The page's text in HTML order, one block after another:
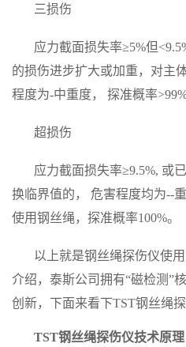
三损伤
应力截面损失率≥5%但
的损伤进步扩大或加重，对主
程度为-中重度， 探准概率
超损伤
应力截面损失率≥9.5%, 或
换临界值的， 危害程度均为--
使用钢丝绳，探准概率100%。
以上就是钢丝绳探伤仪使
介绍，泰斯公司拥有“磁检测”
创新，下面来看下TST钢丝绳
TST钢丝绳探伤仪技术原理